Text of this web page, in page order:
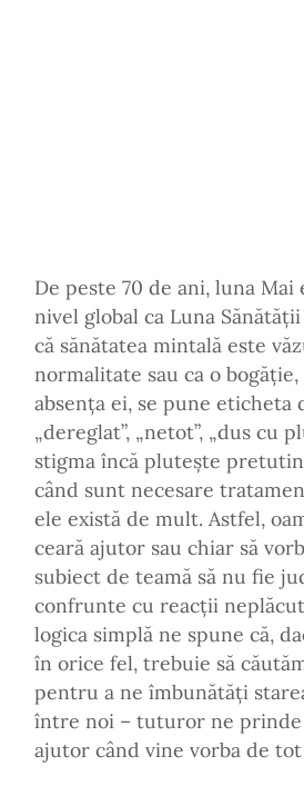
De peste 70 de ani, luna Mai
nivel global ca Luna
că sănătatea mintală este
normalitate sau ca o
absența ei, se pune eticheta
„dereglat”, „netot”, „dus cu
stigma încă plutește
când sunt necesare
ele există de mult. Astfel,
ceară ajutor sau chiar să
subiect de teamă să nu fie
confrunte cu reacții
logica simplă ne spune că,
în orice fel, trebuie să
pentru a ne îmbunătăți
între noi – tuturor ne
ajutor când vine vorba de